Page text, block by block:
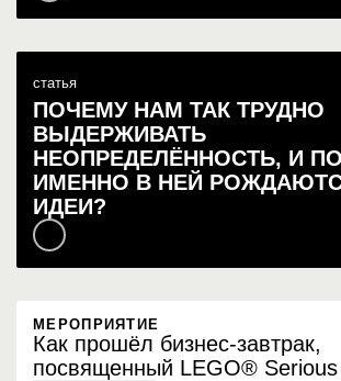
статья
ПОЧЕМУ НАМ ТАК ТРУДНО
ВЫДЕРЖИВАТЬ
НЕОПРЕДЕЛЁННОСТЬ, И
ИМЕННО В НЕЙ
ИДЕИ?
МЕРОПРИЯТИЕ
Как прошёл бизнес-завтрак,
посвященный LEGO®